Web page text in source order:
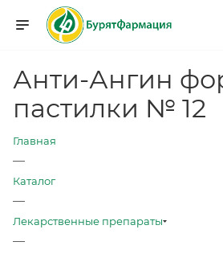
Анти-Ангин
пастилки № 12
Главная
—
Каталог
—
Лекарственные препараты
—